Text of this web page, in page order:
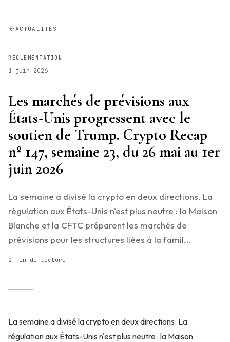
ACTUALITÉS
RÉGLEMENTATION
1 juin 2026
Les marchés de prévisions aux
États-Unis progressent avec le
soutien de Trump. Crypto Recap
nº 147, semaine 23, du 26 mai au 1er
juin 2026
La semaine a divisé la crypto en deux directions. La
régulation aux États-Unis n'est plus neutre : la Maison
Blanche et la CFTC préparent les marchés de
prévisions pour les structures liées à la famil...
2 min de lecture
La semaine a divisé la crypto en deux directions. La
régulation aux États-Unis n'est plus neutre : la Maison